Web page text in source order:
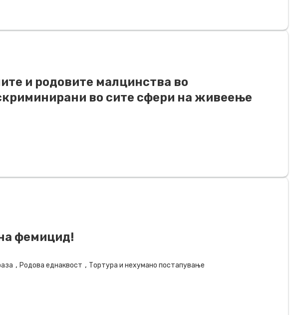
и родовите малцинства во
во сите сфери на живеење
фемицид!
, Родова еднаквост , Тортура и нехумано постапување